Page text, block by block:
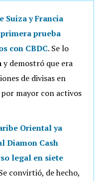
Suiza y Francia
prueba
con CBDC. Se lo
y demostró que era
de divisas en
mayor con activos
Oriental ya
Diamon Cash
legal en siete
convirtió, de hecho,